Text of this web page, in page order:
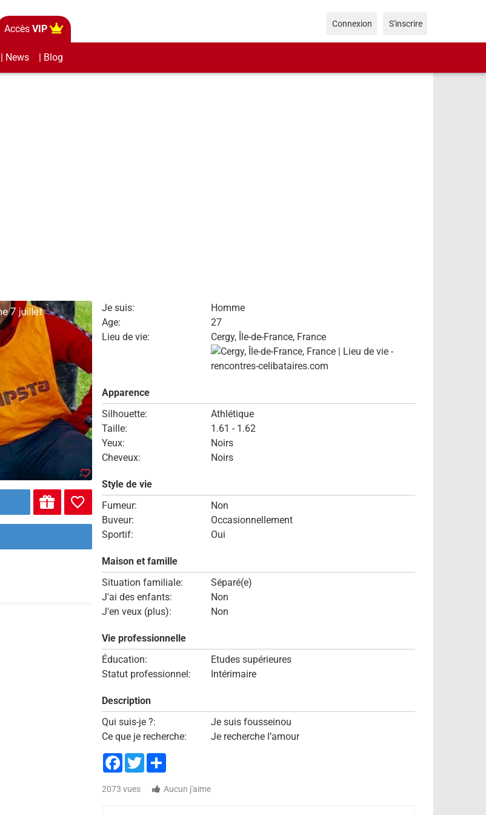
Accès VIP
| News | Blog
Connexion S'inscrire
Je suis:
Homme
Age:
27
Lieu de vie:
Cergy, Île-de-France, France
Apparence
Silhouette:
Athlétique
Taille:
1.61 - 1.62
Yeux:
Noirs
Cheveux:
Noirs
Style de vie
Fumeur:
Non
Buveur:
Occasionnellement
Sportif:
Oui
Maison et famille
Situation familiale:
Séparé(e)
J'ai des enfants:
Non
J'en veux (plus):
Non
Vie professionnelle
Éducation:
Etudes supérieures
Statut professionnel:
Intérimaire
Description
Qui suis-je ?:
Je suis fousseinou
Ce que je recherche:
Je recherche l’amour
Facebook
TwitterShare
2073 vues Aucun j'aime